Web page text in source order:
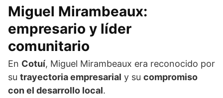
Miguel Mirambeaux:
empresario y líder
comunitario
En Cotuí, Miguel Mirambeaux era reconocido por
su trayectoria empresarial y su compromiso
con el desarrollo local.